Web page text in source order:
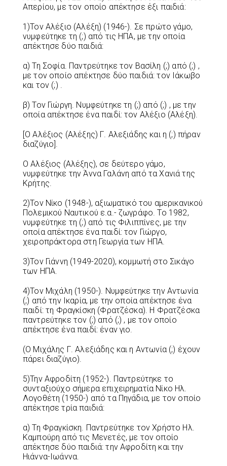
Απερίου, με τον οποίο απέκτησε έξι παιδιά:
1)Τον Αλέξιο (Αλέξη) (1946-). Σε πρώτο γάμο,
νυμφεύτηκε τη (;) από τις ΗΠΑ, με την οποία
απέκτησε δύο παιδιά:
α) Τη Σοφία. Παντρεύτηκε τον Βασίλη (;) από (;) ,
με τον οποίο απέκτησε δύο παιδιά: τον Ιάκωβο
και τον (;) .
β) Τον Γιώργη. Νυμφεύτηκε τη (;) από (;) , με την
οποία απέκτησε ένα παιδί: τον Αλέξιο (Αλέξη).
[Ο Αλέξιος (Αλέξης) Γ. Αλεξιάδης και η (;) πήραν
διαζύγιο].
Ο Αλέξιος (Αλέξης), σε δεύτερο γάμο,
νυμφεύτηκε την Άννα Γαλάνη από τα Χανιά της
Κρήτης.
2)Τον Νίκο (1948-), αξιωματικό του αμερικανικού
Πολεμικού Ναυτικού ε.α.- ζωγράφο. Το 1982,
νυμφεύτηκε τη (;) από τις Φιλιππίνες, με την
οποία απέκτησε ένα παιδί: τον Γιώργο,
χειροπράκτορα στη Γεωργία των ΗΠΑ.
3)Τον Γιάννη (1949-2020), κομμωτή στο Σικάγο
των ΗΠΑ.
4)Τον Μιχάλη (1950-). Νυμφεύτηκε την Αντωνία
(;) από την Ικαρία, με την οποία απέκτησε ένα
παιδί: τη Φραγκίσκη (Φρατζέσκα). Η Φρατζέσκα
παντρεύτηκε τον (;) από (;) , με τον οποίο
απέκτησε ένα παιδί: έναν γιο.
(Ο Μιχάλης Γ. Αλεξιάδης και η Αντωνία (;) έχουν
πάρει διαζύγιο).
5)Την Αφροδίτη (1952-). Παντρεύτηκε το
συνταξιούχο σήμερα επιχειρηματία Νίκο Ηλ.
Λογοθέτη (1950-) από τα Πηγάδια, με τον οποίο
απέκτησε τρία παιδιά:
α) Τη Φραγκίσκη. Παντρεύτηκε τον Χρήστο Ηλ.
Καμπούρη από τις Μενετές, με τον οποίο
απέκτησε δύο παιδιά: την Αφροδίτη και την
Ηιάννα-Ιωάννα.